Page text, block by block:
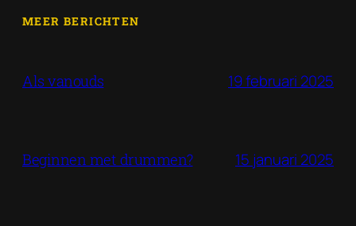
MEER BERICHTEN
Als vanouds 19 februari 2025
Beginnen met drummen? 15 januari 2025